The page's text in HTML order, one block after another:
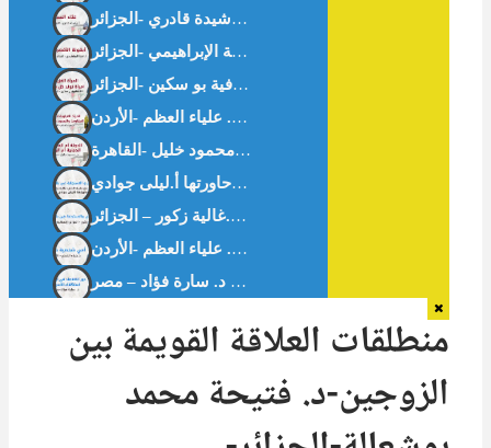
بين التحدي والاستجابة في بلاد المهجر – حوار مع -غالية زكور-أخصائية القلب. حاورتها أ.ليلى جوادي
بين التحدي والاستجابة في بلاد المهجر -د.غالية زكور – الجزائر
منطلقات العلاقة القويمة بين
الزوجين-د. فتيحة محمد